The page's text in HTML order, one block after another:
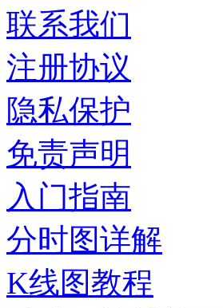
联系我们
注册协议
隐私保护
免责声明
入门指南
分时图详解
K线图教程